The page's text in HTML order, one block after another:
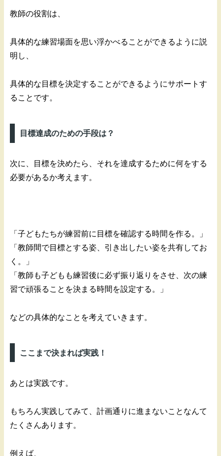
教師の役割は、
具体的な練習場面を思い浮かべることができるように説
明し、
具体的な目標を決定することができるようにサポートす
ることです。
目標達成のための手段は？
次に、目標を決めたら、それを達成するために何をする
必要があるか考えます。
「子どもたちが練習前に目標を確認する時間を作る。」
「教師間で目標とする姿、引き出したい姿を共有してお
く。」
「教師も子どもも練習後に必ず振り返りをさせ、次の練
習で頑張ることを決まる時間を設定する。」
などの具体的なことを考えていきます。
ここまで決まれば実践！
あとは実践です。
もちろん実践してみて、計画通りに進まないことなんて
たくさんあります。
例えば、